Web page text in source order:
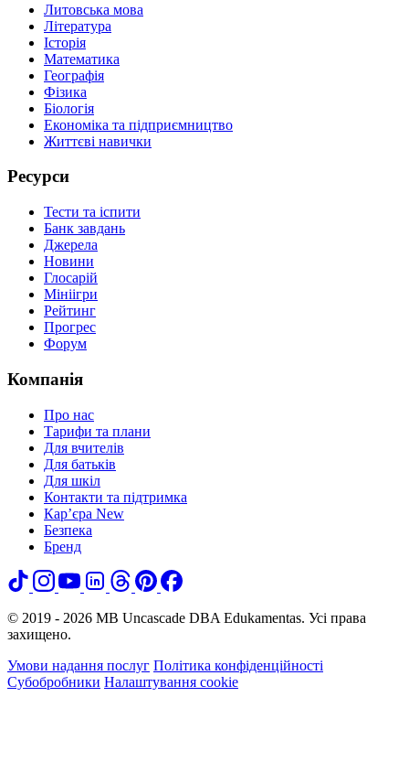
Литовська мова
Література
Історія
Математика
Географія
Фізика
Біологія
Економіка та підприємництво
Життєві навички
Ресурси
Тести та іспити
Банк завдань
Джерела
Новини
Глосарій
Мініігри
Рейтинг
Прогрес
Форум
Компанія
Про нас
Тарифи та плани
Для вчителів
Для батьків
Для шкіл
Контакти та підтримка
Кар’єра New
Безпека
Бренд
© 2019 - 2026 MB Uncascade DBA Edukamentas. Усі права
захищено.
Умови надання послуг Політика конфіденційності
Субобробники Налаштування cookie